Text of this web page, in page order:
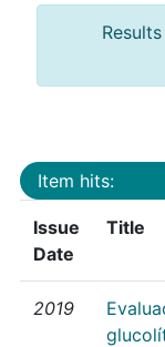
Item hits:
Issue
Date
Title
2019